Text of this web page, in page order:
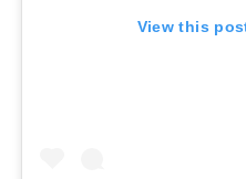
View this